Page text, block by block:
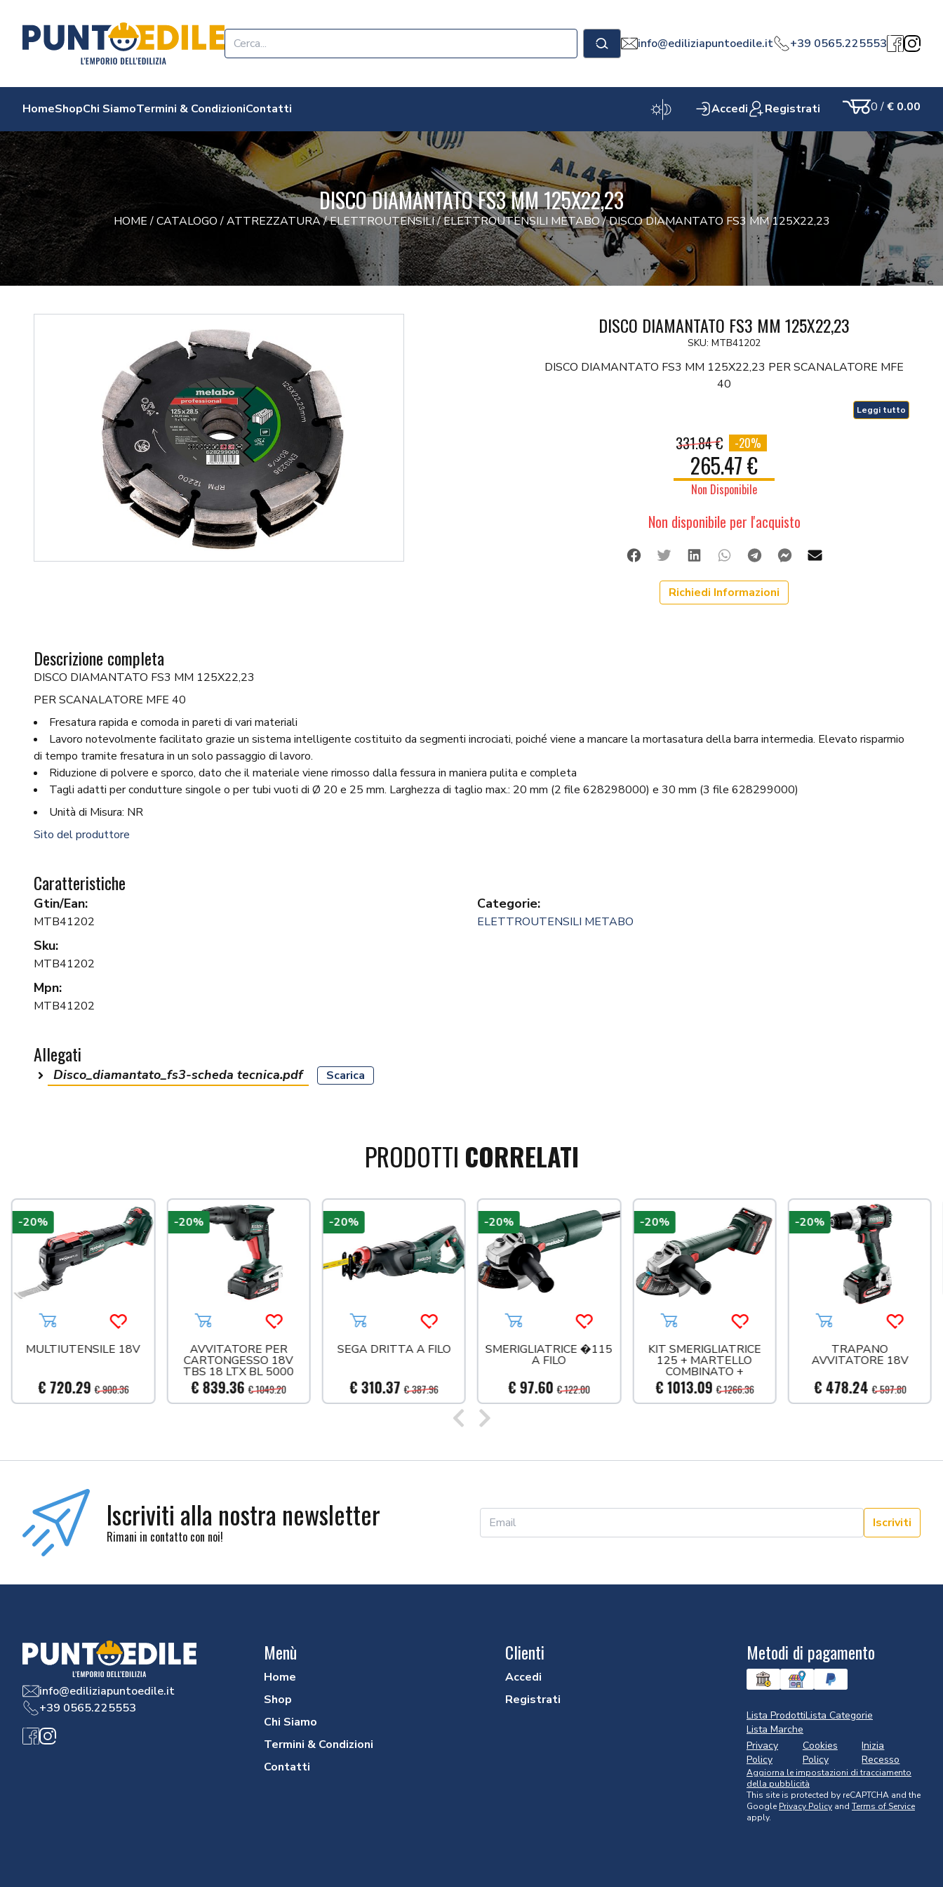
Edilizia Punto Edile
Cerca info@ediliziapuntoedile.it +39 0565.225553Facebook
HomeShopChi SiamoTermini & CondizioniContatti Accedi Registrati Carrello
0/€ 0.00
DISCO DIAMANTATO FS3 MM 125X22,23
HOME / CATALOGO / ATTREZZATURA/ELETTROUTENSILI/ELETTROUTENSILI METABO /DISCO DIAMANTATO FS3 MM 125X22,23
DISCO DIAMANTATO FS3 MM 125X22,23
SKU: MTB41202
DISCO DIAMANTATO FS3 MM 125X22,23 PER SCANALATORE MFE
40
Leggi tutto
331.84 € -20%
265.47 €
Non Disponibile
Non disponibile per l'acquisto
FacebookTwitterLinkedinWhatsappTelegramFacebook Messenger
Richiedi Informazioni
Descrizione completa
DISCO DIAMANTATO FS3 MM 125X22,23
PER SCANALATORE MFE 40
Fresatura rapida e comoda in pareti di vari materiali
Lavoro notevolmente facilitato grazie un sistema intelligente costituito da segmenti incrociati, poiché viene a mancare la mortasatura della barra intermedia. Elevato risparmio
di tempo tramite fresatura in un solo passaggio di lavoro.
Riduzione di polvere e sporco, dato che il materiale viene rimosso dalla fessura in maniera pulita e completa
Tagli adatti per condutture singole o per tubi vuoti di Ø 20 e 25 mm. Larghezza di taglio max.: 20 mm (2 file 628298000) e 30 mm (3 file 628299000)
Unità di Misura: NR
Sito del produttore
Caratteristiche
Gtin/Ean:
MTB41202
Sku:
MTB41202
Mpn:
MTB41202
Categorie:
ELETTROUTENSILI METABO
Allegati
Disco_diamantato_fs3-scheda tecnica.pdf Scarica
PRODOTTI CORRELATI
più tardi
Aggiungi al carrelloAcquista più tardi
MULTIUTENSILE 18V
€ 720.29 € 900.36
-20%
Aggiungi al carrelloAcquista più tardi
AVVITATORE PER
CARTONGESSO 18V
TBS 18 LTX BL 5000
€ 839.36 € 1049.20
-20%
Aggiungi al carrelloAcquista più tardi
SEGA DRITTA A FILO
€ 310.37 € 387.96
-20%
Aggiungi al carrelloAcquista più tardi
SMERIGLIATRICE �115
A FILO
€ 97.60 € 122.00
-20%
Aggiungi al carrelloAcquista più tardi
KIT SMERIGLIATRICE
125 + MARTELLO
COMBINATO +
TRAPANO 18V
€ 1013.09 € 1266.36
-20%
Aggiungi al carrello
TRAPANO
AVVITATORE 18V
€ 478.24 € 597.80
-20%
Iscriviti alla nostra newsletter
Rimani in contatto con noi!
Iscriviti
info@ediliziapuntoedile.it
+39 0565.225553
Facebook
Instagram
Menù
Home
Shop
Chi Siamo
Termini & Condizioni
Contatti
Clienti
Accedi
Registrati
Metodi di pagamento
Lista ProdottiLista Categorie
Lista Marche
Privacy
Policy
Cookies
Policy
Inizia
Recesso
Aggiorna le impostazioni di tracciamento
della pubblicità
This site is protected by reCAPTCHA and the
Google Privacy Policy and Terms of Service
apply.